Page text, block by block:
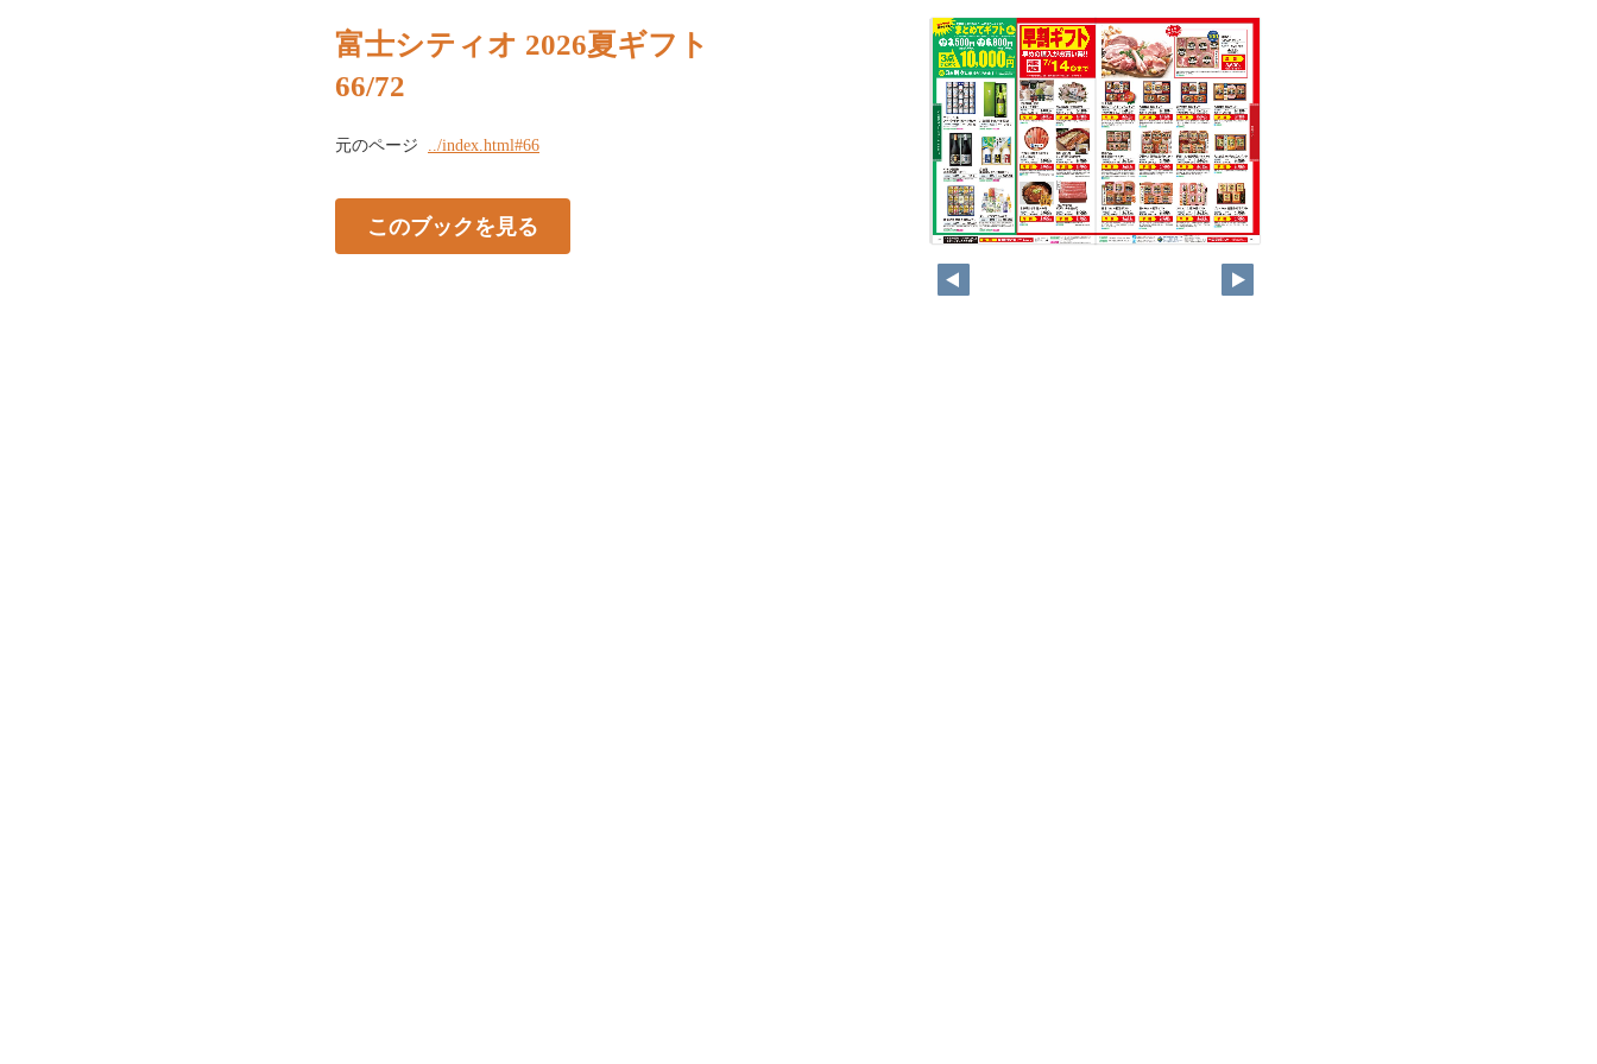
富士シティオ 2026夏ギフト
66/72
元のページ ../index.html#66
このブックを見る